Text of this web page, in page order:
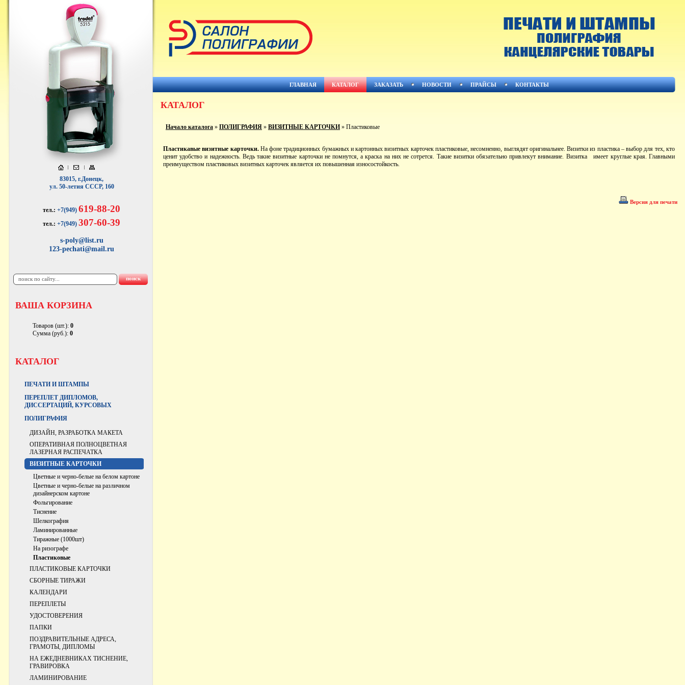
83015, г.Донецк,
ул. 50-летия СССР, 160
тел.: +7(949) 619-88-20
тел.: +7(949) 307-60-39
s-poly@list.ru
123-pechati@mail.ru
ВАША КОРЗИНА
Товаров (шт.): 0
Сумма (руб.): 0
КАТАЛОГ
ПЕЧАТИ И ШТАМПЫ
ПЕРЕПЛЕТ ДИПЛОМОВ,
ДИССЕРТАЦИЙ, КУРСОВЫХ
ПОЛИГРАФИЯ
ДИЗАЙН, РАЗРАБОТКА МАКЕТА
ОПЕРАТИВНАЯ ПОЛНОЦВЕТНАЯ
ЛАЗЕРНАЯ РАСПЕЧАТКА
ВИЗИТНЫЕ КАРТОЧКИ
Цветные и черно-белые на белом картоне
Цветные и черно-белые на различном
дизайнерском картоне
Фольгирование
Тиснение
Шелкография
Ламинированные
Тиражные (1000шт)
На ризографе
Пластиковые
ПЛАСТИКОВЫЕ КАРТОЧКИ
СБОРНЫЕ ТИРАЖИ
КАЛЕНДАРИ
ПЕРЕПЛЕТЫ
УДОСТОВЕРЕНИЯ
ПАПКИ
ПОЗДРАВИТЕЛЬНЫЕ АДРЕСА,
ГРАМОТЫ, ДИПЛОМЫ
НА ЕЖЕДНЕВНИКАХ ТИСНЕНИЕ,
ГРАВИРОВКА
ЛАМИНИРОВАНИЕ
ГЛАВНАЯ КАТАЛОГ ЗАКАЗАТЬ НОВОСТИ ПРАЙСЫ КОНТАКТЫ
КАТАЛОГ
Начало каталога » ПОЛИГРАФИЯ » ВИЗИТНЫЕ КАРТОЧКИ » Пластиковые
Пластикавые визитные карточки.На фоне традиционных бумажных и картонных визитных карточек пластиковые, несомненно, выглядят оригинальнее. Визитки из пластика – выбор для тех, кто
ценит удобство и надежность. Ведь такие визитные карточки не помнутся, а краска на них не сотрется. Такие визитки обязательно привлекут внимание. Визитка имеет круглые края. Главными
преимуществом пластиковых визитных карточек является их повышенная износостойкость.
Версия для печати